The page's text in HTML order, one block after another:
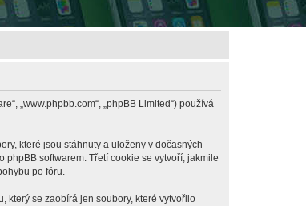
„www.phpbb.com“, „phpBB Limited“) používá
které jsou stáhnuty a uloženy v dočasných
softwarem. Třetí cookie se vytvoří, jakmile
po fóru.
který se zaobírá jen soubory, které vytvořilo